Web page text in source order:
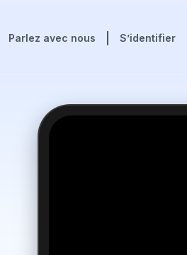
Parlez avec nous S’identifier